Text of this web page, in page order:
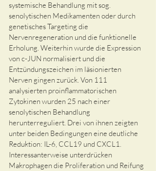
systemische Behandlung mit sog.
senolytischen Medikamenten oder durch
genetisches Targeting die
Nervenregeneration und die funktionelle
Erholung. Weiterhin wurde die Expression
von c-JUN normalisiert und die
Entzündungszeichen im läsionierten
Nerven gingen zurück. Von 111
analysierten proinflammatorischen
Zytokinen wurden 25 nach einer
senolytischen Behandlung
herunterreguliert. Drei von ihnen zeigten
unter beiden Bedingungen eine deutliche
Reduktion: IL-6, CCL19 und CXCL1.
Interessanterweise unterdrücken
Makrophagen die Proliferation und Reifung